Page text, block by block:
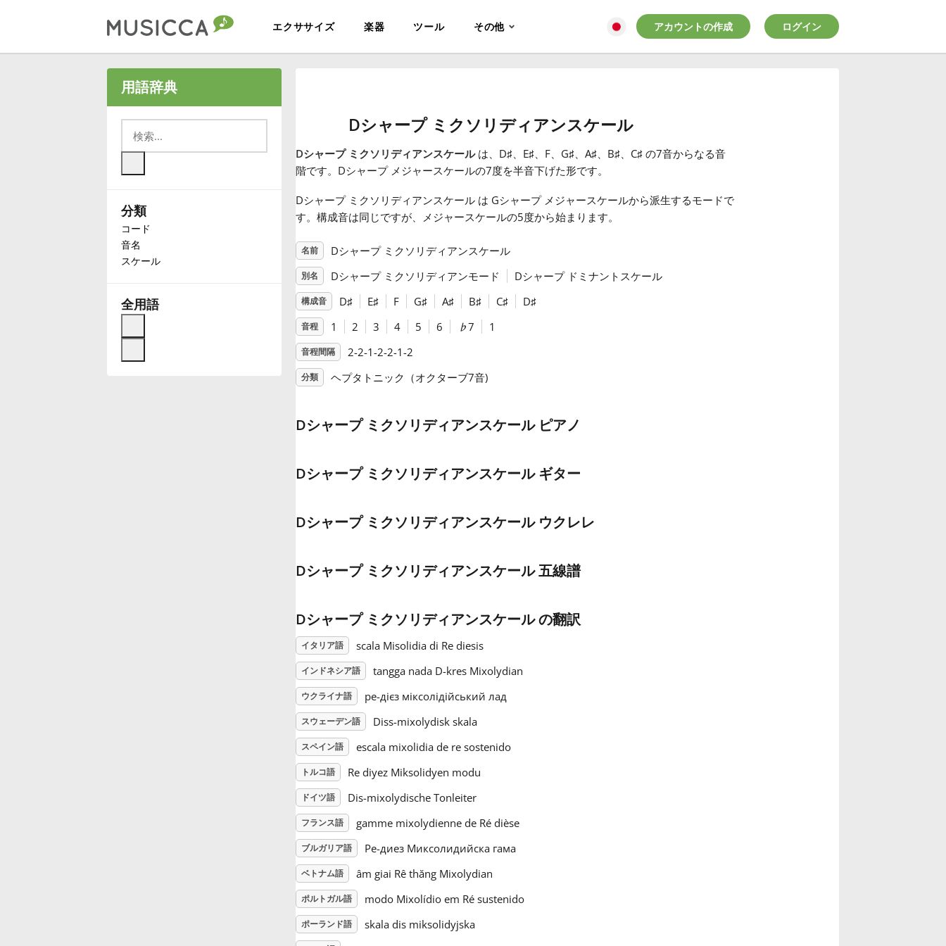
エクササイズ 楽器 ツール その他
Български
Deutsch
Español
Français
アカウントの作成 ログイン
用語辞典
分類
コード
音名
スケール
全用語
Dシャープ ミクソリディアンスケール
Dシャープ ミクソリディアンスケールは、D♯、E♯、F、G♯、A♯、B♯、C♯の7音からなる音
階です。Dシャープ メジャースケールの7度を半音下げた形です。
Dシャープ ミクソリディアンスケール は Gシャープ メジャースケールから派生するモードで
す。構成音は同じですが、メジャースケールの5度から始まります。
名前 Dシャープ ミクソリディアンスケール
別名 Dシャープ ミクソリディアンモード Dシャープ ドミナントスケール
構成音 D♯ E♯ F G♯ A♯ B♯ C♯ D♯
音程 1 2 3 4 5 6 ♭7 1
音程間隔 2-2-1-2-2-1-2
分類 ヘプタトニック（オクターブ7音)
Dシャープ ミクソリディアンスケール ピアノ
Dシャープ ミクソリディアンスケール ギター
Dシャープ ミクソリディアンスケール ウクレレ
Dシャープ ミクソリディアンスケール 五線譜
Dシャープ ミクソリディアンスケール の翻訳
イタリア語 scala Misolidia di Re diesis
インドネシア語 tangga nada D-kres Mixolydian
ウクライナ語 ре-дієз міксолідійський лад
スウェーデン語 Diss-mixolydisk skala
スペイン語 escala mixolidia de re sostenido
トルコ語 Re diyez Miksolidyen modu
ドイツ語 Dis-mixolydische Tonleiter
フランス語 gamme mixolydienne de Ré dièse
ブルガリア語 Ре-диез Миксолидийска гама
ベトナム語 âm giai Rê thăng Mixolydian
ポルトガル語 modo Mixolídio em Ré sustenido
ポーランド語 skala dis miksolidyjska